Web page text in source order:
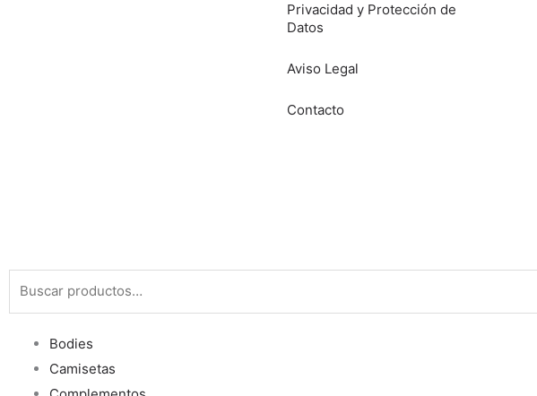
Privacidad y Protección de
Datos
Aviso Legal
Contacto
por:
Bodies
Camisetas